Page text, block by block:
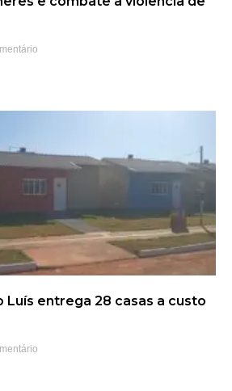
Luís entrega 28 casas a custo